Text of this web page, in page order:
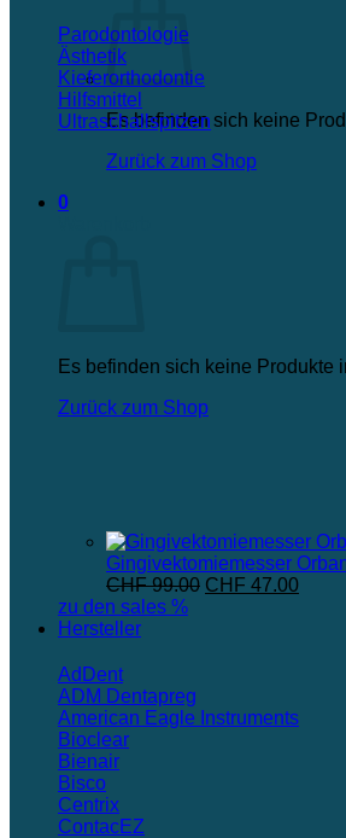
Es befinden sich keine
Zurück zum Shop
0
Es befinden sich keine Produkte
Zurück zum Shop
Parodontologie
Ästhetik
Kieferorthodontie
Hilfsmittel
Ultraschallspitzen
Gingivektomiemesser
CHF99.00 Ursprünglicher
CHF 47.00
zu den sales %
Hersteller
AdDent
ADM Dentapreg
American Eagle Instruments
Bioclear
Bienair
Bisco
Centrix
ContacEZ